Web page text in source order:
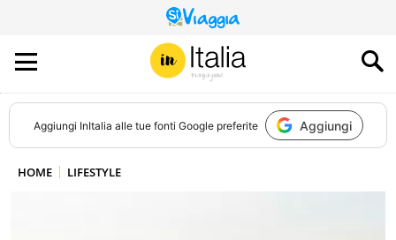
QUESTO
SITO
CONTRIBUISCE
ALL’AUDIENCE
DI
Aggiungi InItalia alle tue fonti Google preferite Aggiungi
HOME LIFESTYLE